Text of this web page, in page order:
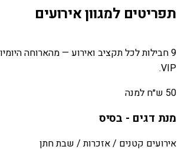
תפריטים למגוון אירועים
9 חבילות לכל תקציב ואירוע — מהארוחה
VIP.
50 ש״ח למנה
מנת דגים - בסיס
אירועים קטנים / אזכרות / שבת חתן